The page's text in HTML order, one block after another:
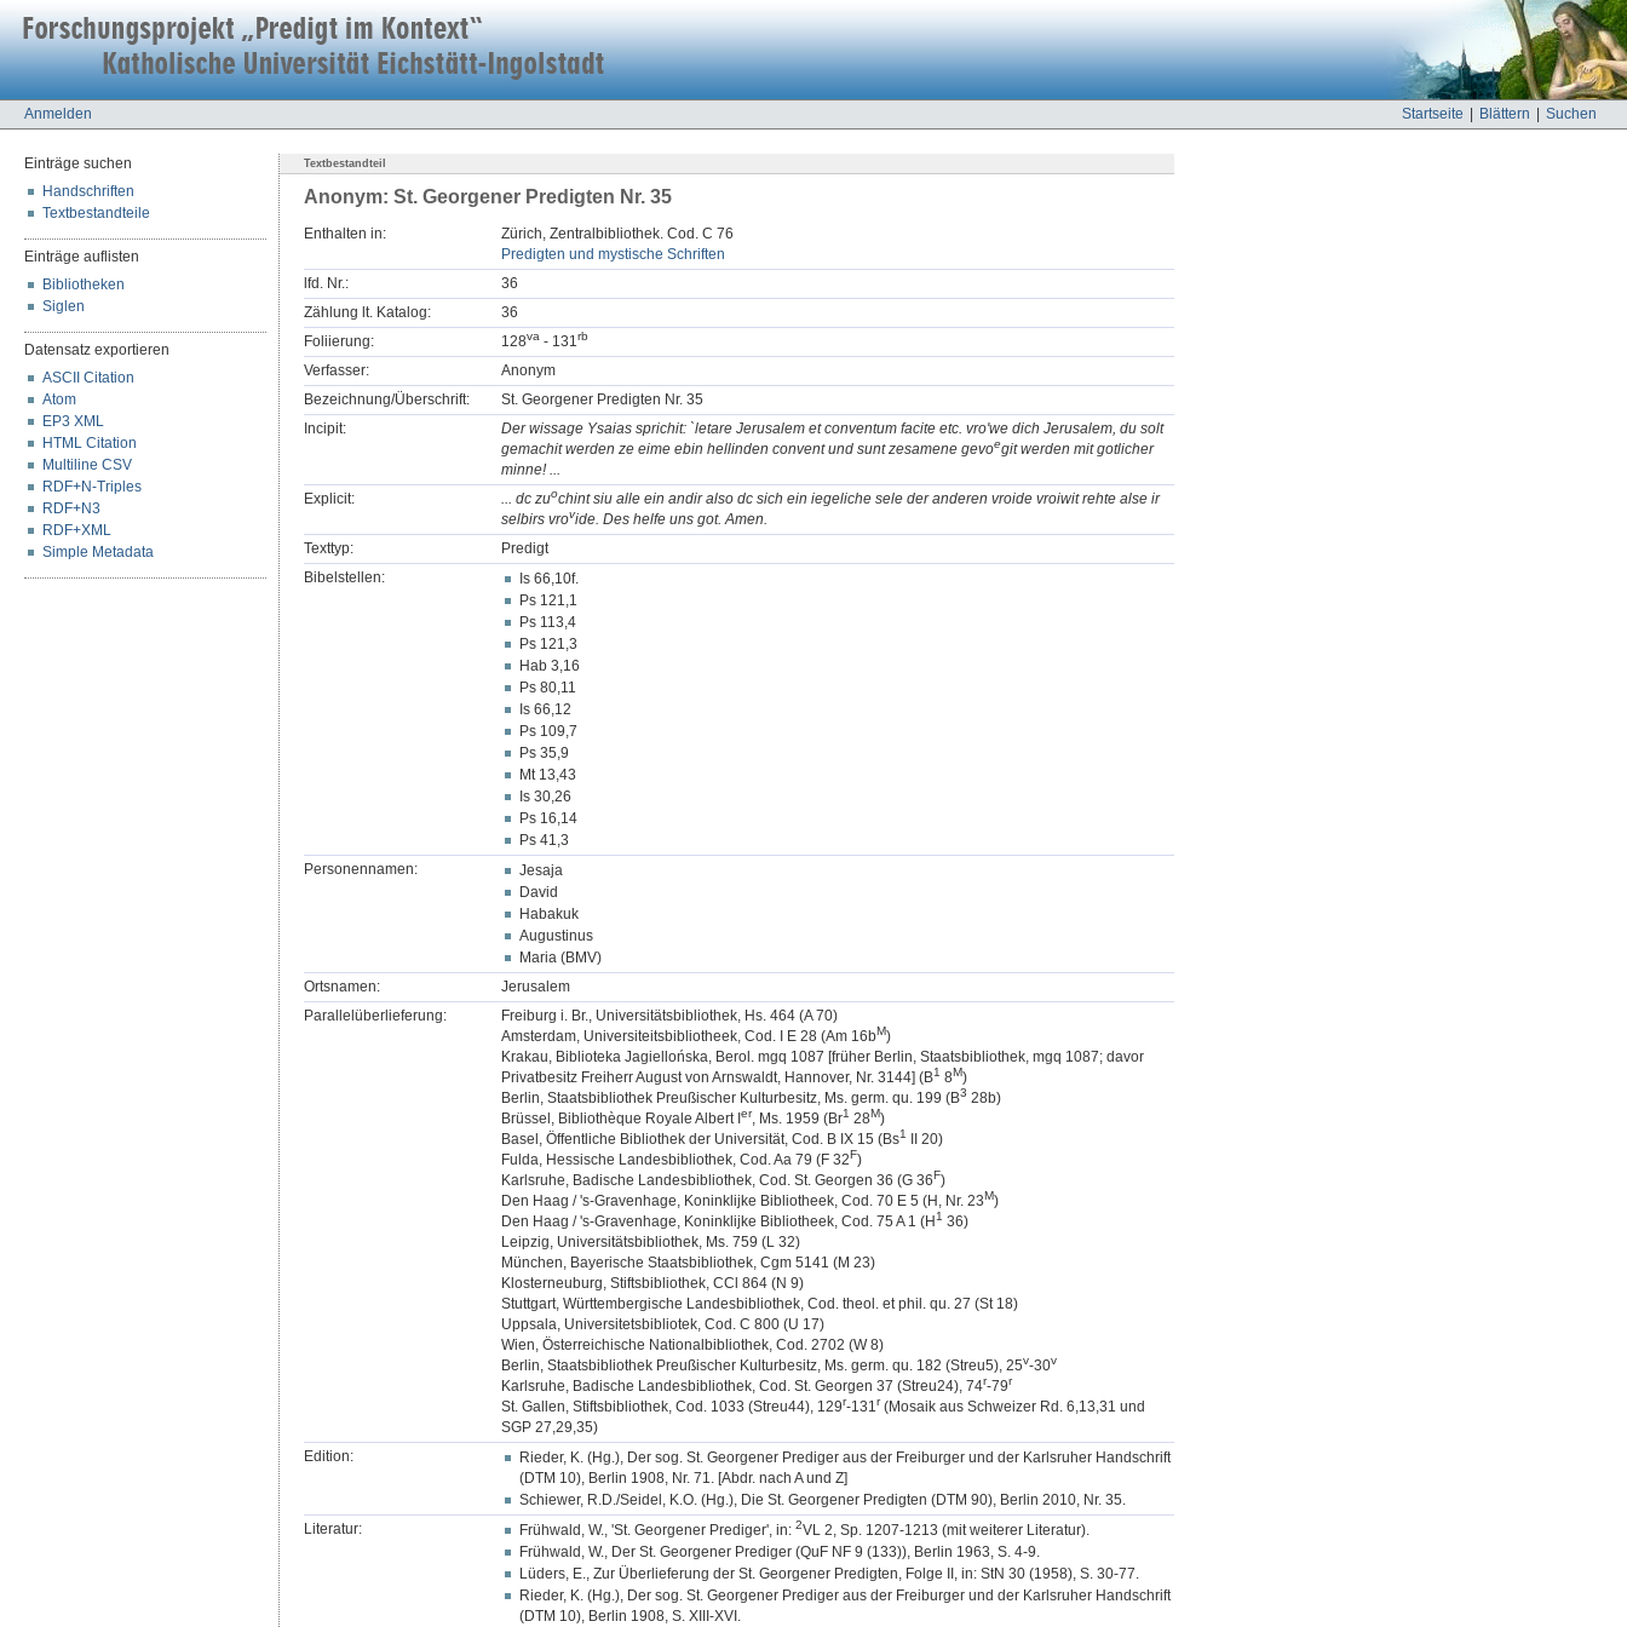
Startseite Blättern Suchen
Anmelden
Einträge suchen
Handschriften
Textbestandteile
Einträge auflisten
Bibliotheken
Siglen
Datensatz exportieren
ASCII Citation
Atom
EP3 XML
HTML Citation
Multiline CSV
RDF+N-Triples
RDF+N3
RDF+XML
Simple Metadata
Textbestandteil
Anonym: St. Georgener Predigten Nr. 35
Enthalten in:
Zürich, Zentralbibliothek. Cod. C 76
Predigten und mystische Schriften
lfd. Nr.:
36
Zählung lt. Katalog:
36
Foliierung:
128va - 131rb
Verfasser:
Anonym
Bezeichnung/Überschrift:
St. Georgener Predigten Nr. 35
Incipit:
Der wissage Ysaias sprichit: `letare Jerusalem et conventum facite etc. vro'we dich Jerusalem, du solt
gemachit werden ze eime ebin hellinden convent und sunt zesamene gevoegit werden mit gotlicher
minne! ...
Explicit:
... dc zuochint siu alle ein andir also dc sich ein iegeliche sele der anderen vroide vroiwit rehte alse ir
selbirs vrovide. Des helfe uns got. Amen.
Texttyp:
Predigt
Bibelstellen:
Is 66,10f.
Ps 121,1
Ps 113,4
Ps 121,3
Hab 3,16
Ps 80,11
Is 66,12
Ps 109,7
Ps 35,9
Mt 13,43
Is 30,26
Ps 16,14
Ps 41,3
Personennamen:
Jesaja
David
Habakuk
Augustinus
Maria (BMV)
Ortsnamen:
Jerusalem
Parallelüberlieferung:
Freiburg i. Br., Universitätsbibliothek, Hs. 464 (A 70)
Amsterdam, Universiteitsbibliotheek, Cod. I E 28 (Am 16bM)
Krakau, Biblioteka Jagiellońska, Berol. mgq 1087 [früher Berlin, Staatsbibliothek, mgq 1087; davor
Privatbesitz Freiherr August von Arnswaldt, Hannover, Nr. 3144] (B1 8M)
Berlin, Staatsbibliothek Preußischer Kulturbesitz, Ms. germ. qu. 199 (B3 28b)
Brüssel, Bibliothèque Royale Albert I er, Ms. 1959 (Br1 28M)
Basel, Öffentliche Bibliothek der Universität, Cod. B IX 15 (Bs1
II 20)
Fulda, Hessische Landesbibliothek, Cod. Aa 79 (F 32F)
Karlsruhe, Badische Landesbibliothek, Cod. St. Georgen 36 (G 36F)
Den Haag / 's-Gravenhage, Koninklijke Bibliotheek, Cod. 70 E 5 (H, Nr. 23M)
Den Haag / 's-Gravenhage, Koninklijke Bibliotheek, Cod. 75 A 1 (H 1 36)
Leipzig, Universitätsbibliothek, Ms. 759 (L 32)
München, Bayerische Staatsbibliothek, Cgm 5141 (M 23)
Klosterneuburg, Stiftsbibliothek, CCl 864 (N 9)
Stuttgart, Württembergische Landesbibliothek, Cod. theol. et phil. qu. 27 (St 18)
Uppsala, Universitetsbibliotek, Cod. C 800 (U 17)
Wien, Österreichische Nationalbibliothek, Cod. 2702 (W 8)
Berlin, Staatsbibliothek Preußischer Kulturbesitz, Ms. germ. qu. 182 (Streu5), 25v-30v
Karlsruhe, Badische Landesbibliothek, Cod. St. Georgen 37 (Streu24), 74r-79r
St. Gallen, Stiftsbibliothek, Cod. 1033 (Streu44), 129r-131r (Mosaik aus Schweizer Rd. 6,13,31 und
SGP 27,29,35)
Edition:
Rieder, K. (Hg.), Der sog. St. Georgener Prediger aus der Freiburger und der Karlsruher Handschrift
(DTM 10), Berlin 1908, Nr. 71. [Abdr. nach A und Z]
Schiewer, R.D./Seidel, K.O. (Hg.), Die St. Georgener Predigten (DTM 90), Berlin 2010, Nr. 35.
Literatur:
Frühwald, W., 'St. Georgener Prediger', in: 2VL 2, Sp. 1207-1213 (mit weiterer Literatur).
Frühwald, W., Der St. Georgener Prediger (QuF NF 9 (133)), Berlin 1963, S. 4-9.
Lüders, E., Zur Überlieferung der St. Georgener Predigten, Folge II, in: StN 30 (1958), S. 30-77.
Rieder, K. (Hg.), Der sog. St. Georgener Prediger aus der Freiburger und der Karlsruher Handschrift
(DTM 10), Berlin 1908, S. XIII-XVI.